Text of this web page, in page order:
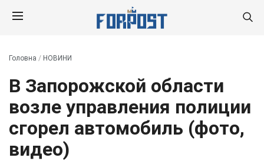
Головна / НОВИНИ
В Запорожской области
возле управления полиции
сгорел автомобиль (фото,
видео)